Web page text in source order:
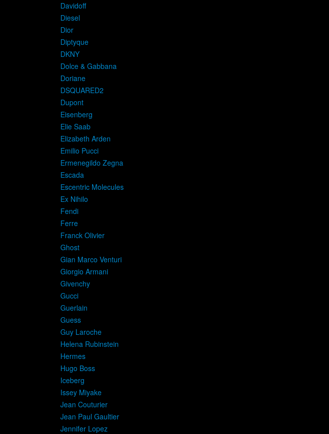
Davidoff
Diesel
Dior
Diptyque
DKNY
Dolce & Gabbana
Doriane
DSQUARED2
Dupont
Eisenberg
Elie Saab
Elizabeth Arden
Emilio Pucci
Ermenegildo Zegna
Escada
Escentric Molecules
Ex Nihilo
Fendi
Ferre
Franck Olivier
Ghost
Gian Marco Venturi
Giorgio Armani
Givenchy
Gucci
Guerlain
Guess
Guy Laroche
Helena Rubinstein
Hermes
Hugo Boss
Iceberg
Issey Miyake
Jean Couturier
Jean Paul Gaultier
Jennifer Lopez